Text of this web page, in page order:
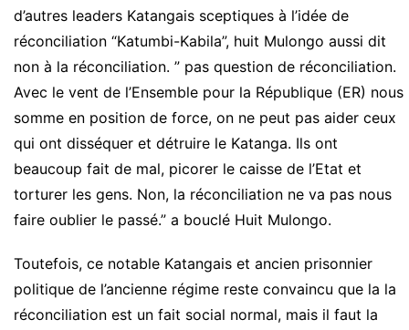
d’autres leaders Katangais sceptiques à l’idée de
réconciliation “Katumbi-Kabila”, huit Mulongo aussi dit
non à la réconciliation. ” pas question de réconciliation.
Avec le vent de l’Ensemble pour la République (ER) nous
somme en position de force, on ne peut pas aider ceux
qui ont disséquer et détruire le Katanga. Ils ont
beaucoup fait de mal, picorer le caisse de l’Etat et
torturer les gens. Non, la réconciliation ne va pas nous
faire oublier le passé.” a bouclé Huit Mulongo.
Toutefois, ce notable Katangais et ancien prisonnier
politique de l’ancienne régime reste convaincu que la la
réconciliation est un fait social normal, mais il faut la